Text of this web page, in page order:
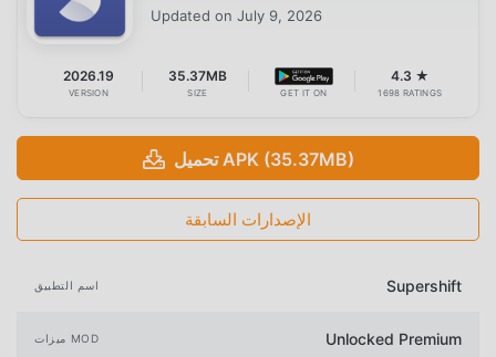
Updated on July 9, 2026
2026.19
VERSION
35.37MB
SIZE GET IT ON
4.3 ★
1698 RATINGS
تحميل APK (35.37MB)
الإصدارات السابقة
اسم التطبيق Supershift
ميزات MOD Unlocked Premium